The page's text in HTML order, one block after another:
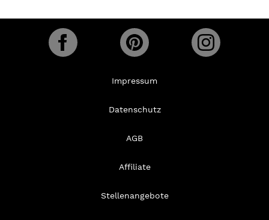
Impressum
Datenschutz
AGB
Affiliate
Stellenangebote